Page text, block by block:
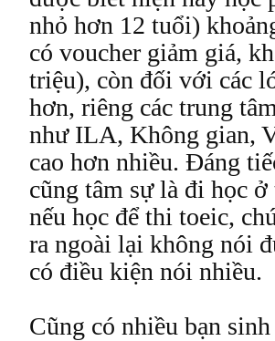
nhỏ hơn 12 tuổi)
có voucher giảm giá,
triệu), còn đối với các
hơn, riêng các trung
như ILA, Không gian,
cao hơn nhiều. Đáng
cũng tâm sự là đi học
nếu học để thi toeic,
ra ngoài lại không nói
có điều kiện nói nhiều.
Cũng có nhiều bạn